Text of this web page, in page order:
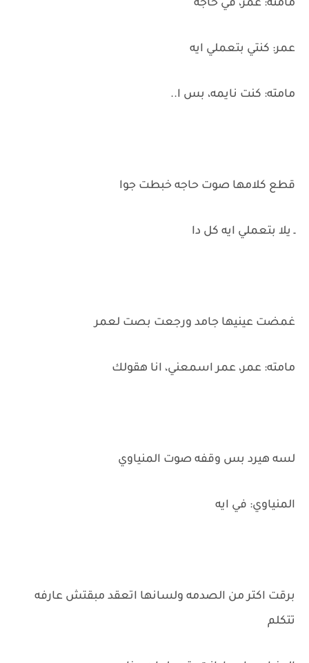
مامته: عمر، في حاجه
عمر: كنتي بتعملي ايه
مامته: كنت نايمه، بس ا..
قطع كلامها صوت حاجه خبطت جوا
ـ يلا بتعملي ايه كل دا
غمضت عينيها جامد ورجعت بصت لعمر
مامته: عمر، عمر اسمعني، انا هقولك
لسه هيرد بس وقفه صوت المنياوي
المنياوي: في ايه
برقت اكتر من الصدمه ولسانها اتعقد مبقتش عارفه
تتكلم